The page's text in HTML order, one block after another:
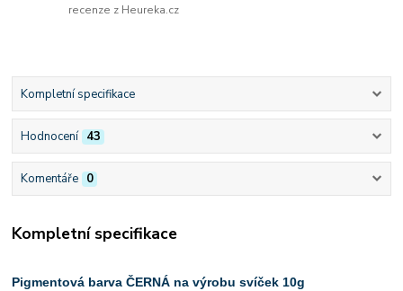
recenze z Heureka.cz
Kompletní specifikace
Hodnocení 43
Komentáře 0
Kompletní specifikace
Pigmentová barva ČERNÁ na výrobu svíček 10g